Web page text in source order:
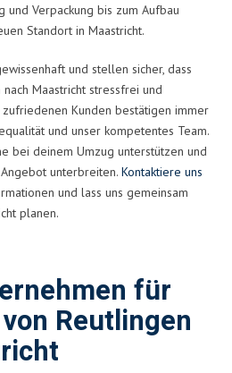
und Verpackung bis zum Aufbau
Standort in Maastricht.
und stellen sicher, dass
Maastricht stressfrei und
Kunden bestätigen immer
und unser kompetentes Team.
bei deinem Umzug unterstützen und
unterbreiten. Kontaktiere uns
und lass uns gemeinsam
planen.
für
Reutlingen